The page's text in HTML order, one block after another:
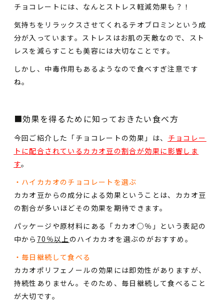
チョコレートには、なんとストレス軽減効果も？！
気持ちをリラックスさせてくれるテオブロミンという成
分が入っています。ストレスはお肌の天敵なので、スト
レスを減らすことも美容には大切なことです。
しかし、中毒作用もあるようなので食べすぎ注意です
ね。
■効果を得るために知っておきたい食べ方
今回ご紹介した「チョコレートの効果」は、 チョコレー
トに配合されているカカオ豆の割合が効果に影響しま
す。
・ハイカカオのチョコレートを選ぶ
カカオ豆からの成分による効果ということは、カカオ豆
の割合が多いほどその効果を期待できます。
パッケージや原材料にある「カカオ○％」という表記の
中から 70％以上 のハイカカオを選ぶのがおすすめ。
・毎日継続して食べる
カカオポリフェノールの効果には即効性がありますが、
持続性ありません。そのため、毎日継続して食べること
が大切です。